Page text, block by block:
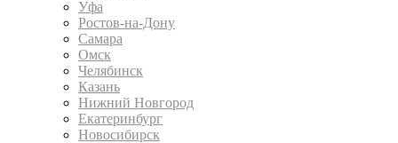
Уфа
Ростов-на-Дону
Самара
Омск
Челябинск
Казань
Нижний Новгород
Екатеринбург
Новосибирск